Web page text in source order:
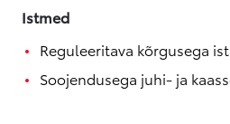
Istmed
Reguleeritava kõrgusega
Soojendusega juhi- ja